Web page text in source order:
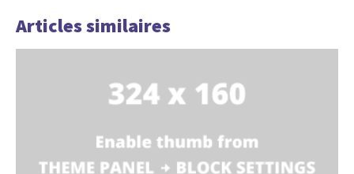
Articles similaires